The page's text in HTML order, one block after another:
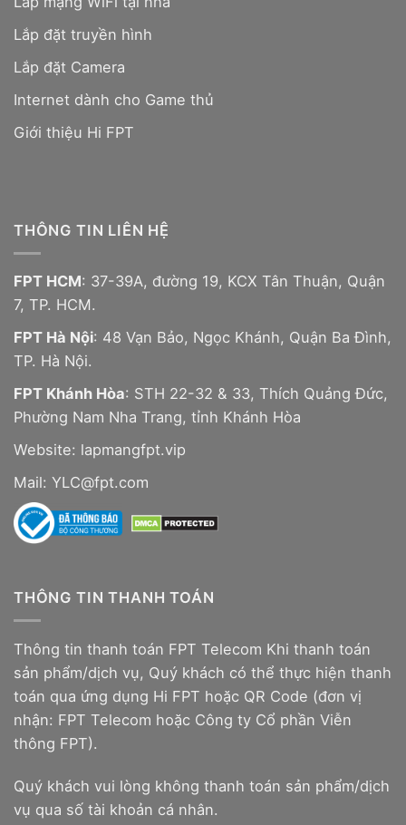
Lắp đặt truyền hình
Lắp đặt Camera
Internet dành cho Game thủ
Giới thiệu Hi FPT
THÔNG TIN LIÊN HỆ
FPT HCM: 37-39A, đường 19, KCX Tân Thuận, Quận
7, TP. HCM.
FPT Hà Nội: 48 Vạn Bảo, Ngọc Khánh, Quận Ba Đình,
TP. Hà Nội.
FPT Khánh Hòa: STH 22-32 & 33, Thích Quảng Đức,
Phường Nam Nha Trang, tỉnh Khánh Hòa
Website: lapmangfpt.vip
Mail: YLC@fpt.com
THÔNG TIN THANH TOÁN
Thông tin thanh toán FPT Telecom Khi thanh toán
sản phẩm/dịch vụ, Quý khách có thể thực hiện thanh
toán qua ứng dụng Hi FPT hoặc QR Code (đơn vị
nhận: FPT Telecom hoặc Công ty Cổ phần Viễn
thông FPT).
Quý khách vui lòng không thanh toán sản phẩm/dịch
vụ qua số tài khoản cá nhân.